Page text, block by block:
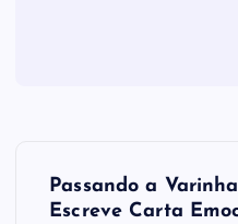
NPassando a
Escreve Carta